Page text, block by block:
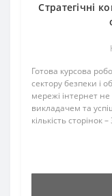
Стратегічні
Готова курсова
сектору безпеки і
мережі інтернет
викладачем та
кількість сторінок